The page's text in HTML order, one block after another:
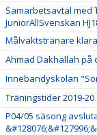
Samarbetsavtal med
JuniorAllSvenskan
Målvaktstränare
Ahmad Dakhallah på
Innebandyskolan
Träningstider 2019-20
P04/05 säsong